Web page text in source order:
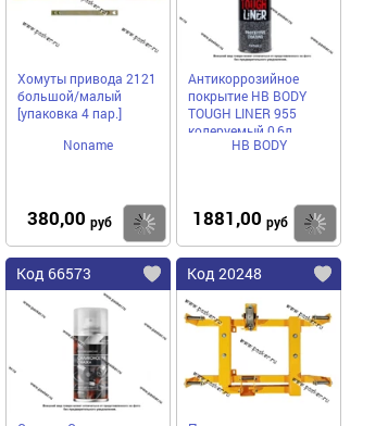
Хомуты привода 2121
большой/малый
[упаковка 4 пар.]
Noname
380,00 руб Купить
Антикоррозийное
покрытие HB BODY
TOUGH LINER 955
колеруемый 0,6л
HB BODY
1881,00 руб
Код 66573 Код 20248